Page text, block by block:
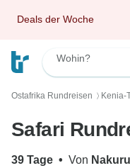
Deals der Woche
Wohin?
Ostafrika Rundreisen 〉 Kenia-
Safari
39 Tage • Von Nakuru